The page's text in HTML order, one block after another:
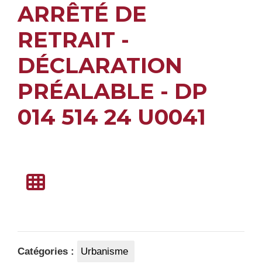
ARRÊTÉ DE
RETRAIT -
DÉCLARATION
PRÉALABLE - DP
014 514 24 U0041
Catégories : Urbanisme